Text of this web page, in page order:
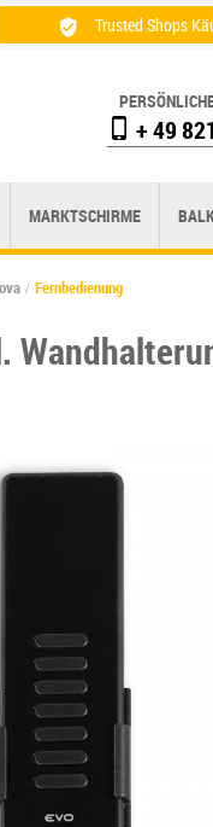
Trusted Shops
+ 49
MARKTSCHIRME
Fernbedienung